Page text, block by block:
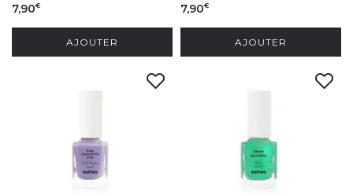
7,90€
AJOUTER
7,90€
AJOUTER